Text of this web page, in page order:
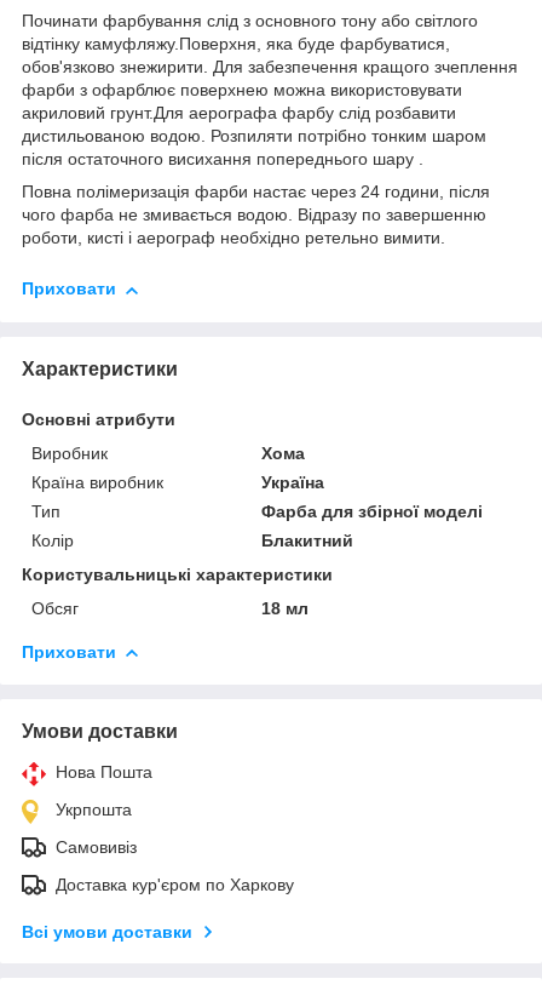
Починати фарбування слід з основного тону або світлого
відтінку камуфляжу.Поверхня, яка буде фарбуватися,
обов'язково знежирити. Для забезпечення кращого зчеплення
фарби з офарблює поверхнею можна використовувати
акриловий грунт.Для аерографа фарбу слід розбавити
дистильованою водою. Розпиляти потрібно тонким шаром
після остаточного висихання попереднього шару .
Повна полімеризація фарби настає через 24 години, після
чого фарба не змивається водою. Відразу по завершенню
роботи, кисті і аерограф необхідно ретельно вимити.
Приховати
Характеристики
Основні атрибути
Виробник
Хома
Країна виробник
Україна
Тип
Фарба для збірної моделі
Колір
Блакитний
Користувальницькі характеристики
Обсяг
18 мл
Приховати
Умови доставки
Нова Пошта
Укрпошта
Самовивіз
Доставка кур'єром по Харкову
Всі умови доставки